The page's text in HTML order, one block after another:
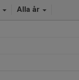
Alla år